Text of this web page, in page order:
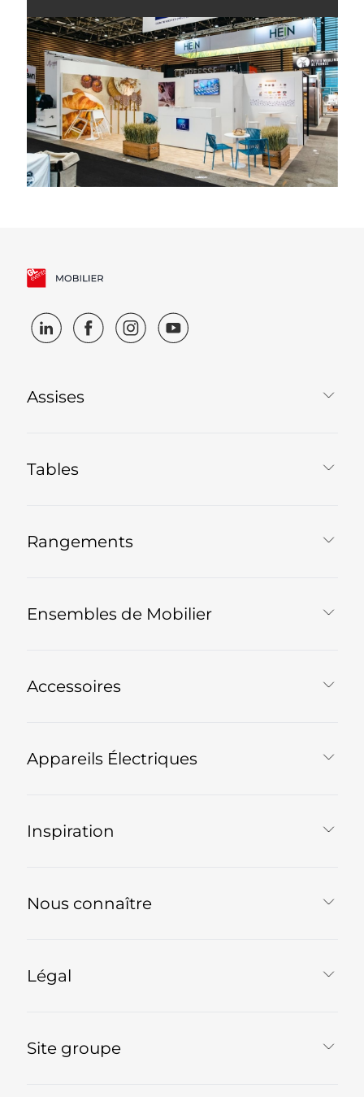
Assises
Tables
Rangements
Ensembles de Mobilier
Accessoires
Appareils Électriques
Inspiration
Nous connaître
Légal
Site groupe